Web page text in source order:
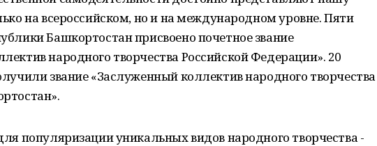
на всероссийском, но и на международном уровне. Пяти
Башкортостан присвоено почетное звание
народного творчества Российской Федерации». 20
звание «Заслуженный коллектив народного творчества
популяризации уникальных видов народного творчества -